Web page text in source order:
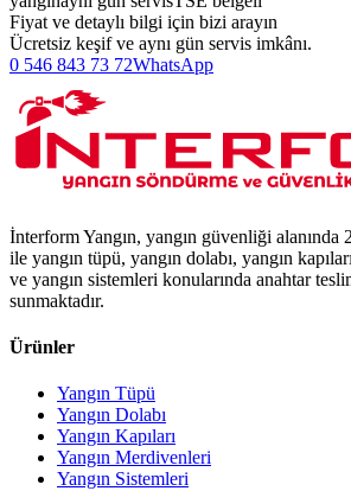
Fiyat ve detaylı bilgi için bizi arayın
Ücretsiz keşif ve aynı gün servis imkânı.
0 546 843 73 72WhatsApp
İnterform Yangın, yangın güvenliği alanında
ile yangın tüpü, yangın dolabı, yangın
ve yangın sistemleri konularında anahtar
sunmaktadır.
Ürünler
Yangın Tüpü
Yangın Dolabı
Yangın Kapıları
Yangın Merdivenleri
Yangın Sistemleri